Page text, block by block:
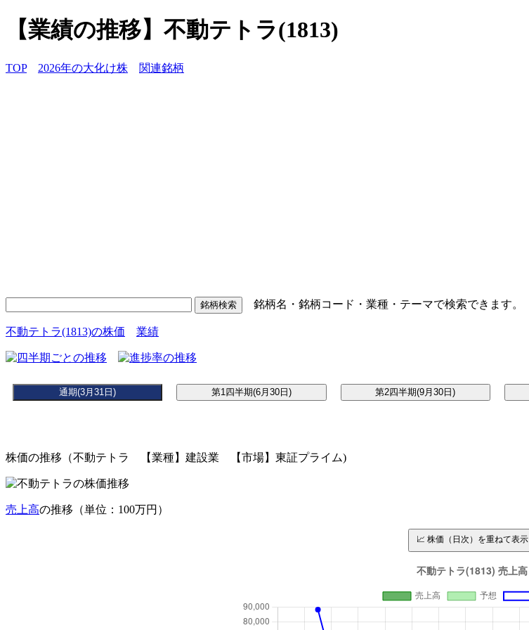
【業績の推移】不動テトラ(1813)
TOP 2026年の大化け株 関連銘柄
銘柄名・銘柄コード・業種・テーマで検索できます。
不動テトラ(1813)の株価 業績
株価の推移（不動テトラ 【業種】建設業 【市場】東証プライム)
売上高の推移（単位：100万円）
📈 株価（日次）を重ねて表示